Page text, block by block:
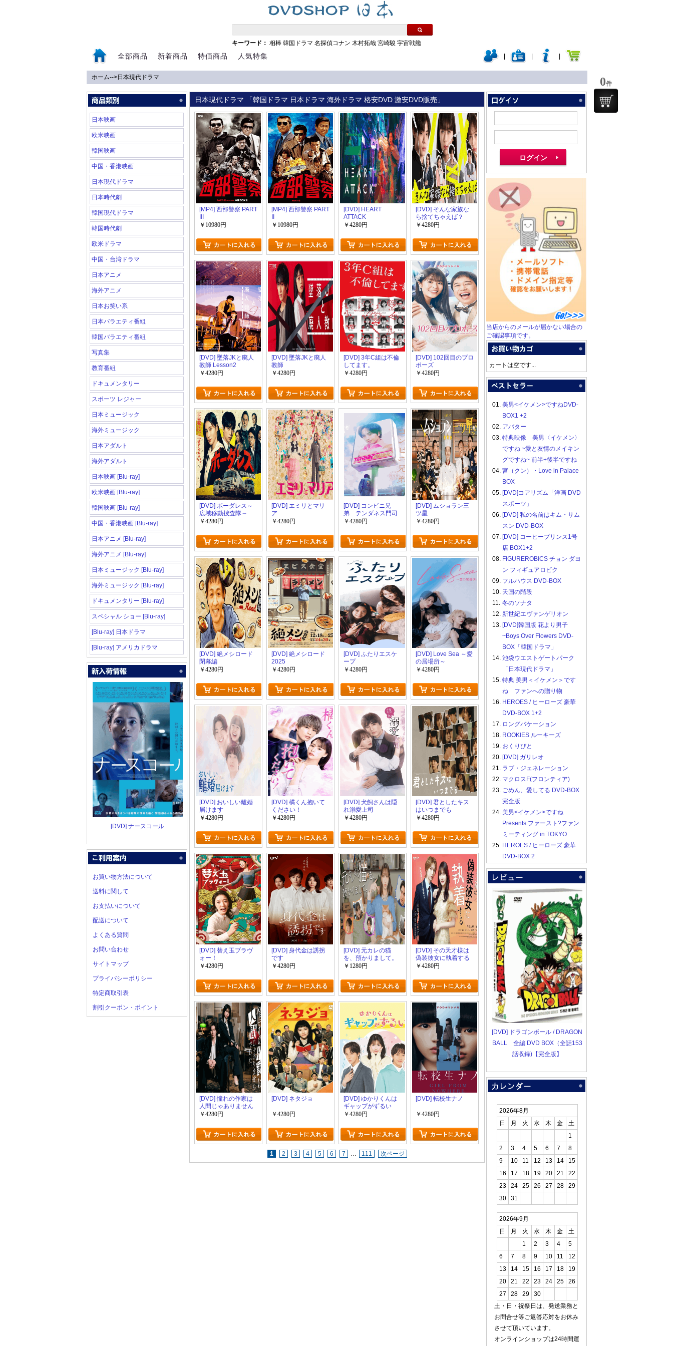
キーワード： 相棒 韓国ドラマ 名探偵コナン 木村拓哉 宮崎駿 宇宙戦艦
全部商品 新着商品 特価商品 人気特集
ホーム-->日本現代ドラマ
日本映画
欧米映画
韓国映画
中国・香港映画
日本現代ドラマ
日本時代劇
韓国現代ドラマ
韓国時代劇
欧米ドラマ
中国・台湾ドラマ
日本アニメ
海外アニメ
日本お笑い系
日本バラエティ番組
韓国バラエティ番組
写真集
教育番組
ドキュメンタリー
スポーツ レジャー
日本ミュージック
海外ミュージック
日本アダルト
海外アダルト
日本映画 [Blu-ray]
欧米映画 [Blu-ray]
韓国映画 [Blu-ray]
中国・香港映画 [Blu-ray]
日本アニメ [Blu-ray]
海外アニメ [Blu-ray]
日本ミュージック [Blu-ray]
海外ミュージック [Blu-ray]
ドキュメンタリー [Blu-ray]
スペシャル ショー [Blu-ray]
[Blu-ray] 日本ドラマ
[Blu-ray] アメリカドラマ
[DVD] ナースコール
お買い物方法について
送料に関して
お支払いについて
配送について
よくある質問
お問い合わせ
サイトマップ
プライバシーポリシー
特定商取引表
割引クーポン・ポイント
日本現代ドラマ 「韓国ドラマ 日本ドラマ 海外ドラマ 格安DVD 激安DVD販売」
[MP4] 西部警察 PART
￥10980円
[MP4] 西部警察 PART
￥10980円
[DVD] HEART
ATTACK
￥4280円
[DVD] そんな家族な
ら捨てちゃえば？
￥4280円
[DVD] 墜落JKと廃人
教師 Lesson2
￥4280円
[DVD] 墜落JKと廃人
教師
￥4280円
[DVD] 3年C組は不倫
してます。
￥4280円
[DVD] 102回目のプロ
ポーズ
￥4280円
[DVD] ボーダレス～
広域移動捜査隊～
￥4280円
[DVD] エミリとマリ
ア
￥4280円
[DVD] コンビニ兄
弟 テンダネス門司
港こがね村店
￥4280円
[DVD] ムショラン三
ツ星
￥4280円
[DVD] 絶メシロード
閉幕編
￥4280円
[DVD] 絶メシロード
2025
￥4280円
[DVD] ふたりエスケ
ープ
￥4280円
[DVD] Love Sea ～愛
の居場所～
￥4280円
[DVD] おいしい離婚
届けます
￥4280円
[DVD] 橘くん抱いて
ください！
￥4280円
[DVD] 犬飼さんは隠
れ溺愛上司
￥4280円
[DVD] 君としたキス
はいつまでも
￥4280円
[DVD] 替え玉ブラヴ
ォー！
￥4280円
[DVD] 身代金は誘拐
です
￥4280円
[DVD] 元カレの猫
を、預かりまして。
￥1280円
[DVD] その天才様は
偽装彼女に執着する
￥4280円
[DVD] 憧れの作家は
人間じゃありません
でした
￥4280円
[DVD] ネタジョ
￥4280円
[DVD] ゆかりくんは
ギャップがずるい
￥4280円
[DVD] 転校生ナノ
￥4280円
1 2 3 4 5 6 7 … 111 次ページ
当店からのメールが届かない場合の
ご確認事項です。
カートは空です...
01. 美男<イケメン>ですねDVD-
BOX1 +2
02. アバター
03. 特典映像 美男〈イケメン〉
ですね ~愛と友情のメイキン
グですね~ 前半+後半ですね
04. 宮（クン）・Love in Palace
BOX
05. [DVD]コアリズム「洋画 DVD
スポーツ」
06. [DVD] 私の名前はキム・サム
スン DVD-BOX
07. [DVD] コーヒープリンス1号
店 BOX1+2
08. FIGUREROBICS チョン ダヨ
ン フィギュアロビク
09. フルハウス DVD-BOX
10. 天国の階段
11. 冬のソナタ
12. 新世紀エヴァンゲリオン
13. [DVD]韓国版 花より男子
~Boys Over Flowers DVD-
BOX「韓国ドラマ」
14. 池袋ウエストゲートパーク
「日本現代ドラマ」
15. 特典 美男＜イケメン＞です
ね ファンへの贈り物
16. HEROES / ヒーローズ 豪華
DVD-BOX 1+2
17. ロングバケーション
18. ROOKIES ルーキーズ
19. おくりびと
20. [DVD] ガリレオ
21. ラブ・ジェネレーション
22. マクロスF(フロンティア)
23. ごめん、愛してる DVD-BOX
完全版
24. 美男<イケメン>ですね
Presents ファースト?ファン
ミーティング in TOKYO
25. HEROES / ヒーローズ 豪華
DVD-BOX 2
[DVD] ドラゴンボール / DRAGON
BALL 全編 DVD BOX（全話153
話収録)【完全版】
2026年8月
日
月 火 水 木 金
土
1
2
3 4 5 6 7
8
9
10 11 12 13 14
15
16
17 18 19 20 21
22
23
24 25 26 27 28
29
30
31
2026年9月
日
月 火 水 木 金
土
1
2 3 4
5
6
7 8 9 10 11
12
13
14 15 16 17 18
19
20
21 22 23 24 25
26
27
28 29
30
土・日・祝祭日は、発送業務と
お問合せ等ご返答応対をお休み
させて頂いています。
オンラインショップは24時間運
0件
0